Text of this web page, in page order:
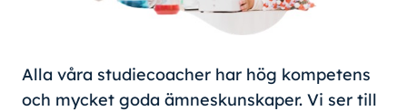
Alla våra studiecoacher har hög kompetens
och mycket goda ämneskunskaper. Vi ser till